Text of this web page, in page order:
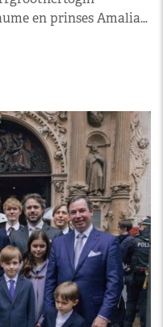
en prinses Amalia…